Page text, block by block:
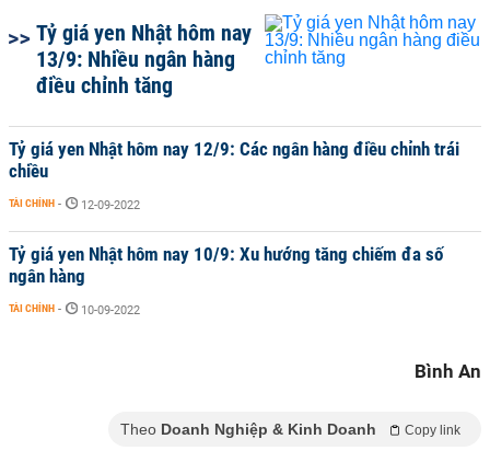
Tỷ giá yen Nhật hôm nay
13/9: Nhiều ngân hàng
điều chỉnh tăng
Tỷ giá yen Nhật hôm nay 12/9: Các ngân hàng điều chỉnh trái
chiều
TÀI CHÍNH - 12-09-2022
Tỷ giá yen Nhật hôm nay 10/9: Xu hướng tăng chiếm đa số
ngân hàng
TÀI CHÍNH - 10-09-2022
Bình An
Theo Doanh Nghiệp & Kinh Doanh Copy link